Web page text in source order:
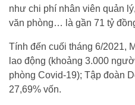
như chi phí nhân viên quản
văn phòng… là gần 71 tỷ
Tính đến cuối tháng 6/2021,
lao động (khoảng 3.000
phòng Covid-19); Tập đoàn
27,69% vốn.